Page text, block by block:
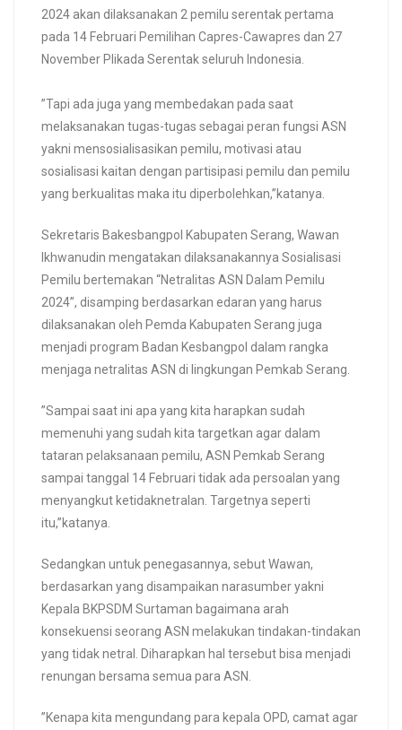
2024 akan dilaksanakan 2 pemilu serentak pertama
pada 14 Februari Pemilihan Capres-Cawapres dan 27
November Plikada Serentak seluruh Indonesia.
”Tapi ada juga yang membedakan pada saat
melaksanakan tugas-tugas sebagai peran fungsi ASN
yakni mensosialisasikan pemilu, motivasi atau
sosialisasi kaitan dengan partisipasi pemilu dan pemilu
yang berkualitas maka itu diperbolehkan,”katanya.
Sekretaris Bakesbangpol Kabupaten Serang, Wawan
Ikhwanudin mengatakan dilaksanakannya Sosialisasi
Pemilu bertemakan “Netralitas ASN Dalam Pemilu
2024”, disamping berdasarkan edaran yang harus
dilaksanakan oleh Pemda Kabupaten Serang juga
menjadi program Badan Kesbangpol dalam rangka
menjaga netralitas ASN di lingkungan Pemkab Serang.
”Sampai saat ini apa yang kita harapkan sudah
memenuhi yang sudah kita targetkan agar dalam
tataran pelaksanaan pemilu, ASN Pemkab Serang
sampai tanggal 14 Februari tidak ada persoalan yang
menyangkut ketidaknetralan. Targetnya seperti
itu,”katanya.
Sedangkan untuk penegasannya, sebut Wawan,
berdasarkan yang disampaikan narasumber yakni
Kepala BKPSDM Surtaman bagaimana arah
konsekuensi seorang ASN melakukan tindakan-tindakan
yang tidak netral. Diharapkan hal tersebut bisa menjadi
renungan bersama semua para ASN.
”Kenapa kita mengundang para kepala OPD, camat agar